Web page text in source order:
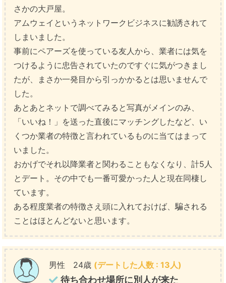
さかの大戸屋。
アムウェイというネットワークビジネスに勧誘されて
しまいました。
事前にペアーズを使っている友人から、業者には気を
つけるように忠告されていたのですぐに気がつきまし
たが、まさか一発目から引っかかるとは思いませんで
した。
あとあとネットで調べてみると写真がメインのみ、
「いいね！」を送った直後にマッチングしたなど、い
くつか業者の特徴と言われているものに当てはまって
いました。
おかげでそれ以降業者と関わることもなくなり、計5人
とデート。その中でも一番可愛かった人と現在同棲し
ています。
ある程度業者の特徴さえ頭に入れておけば、騙される
ことはほとんどないと思います。
男性 24歳 (デートした人数 : 13人)
待ち合わせ場所に別人が来た